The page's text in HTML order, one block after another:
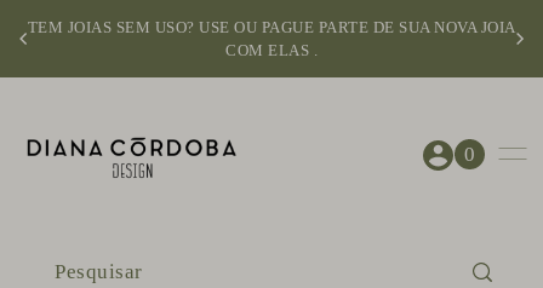
TEM JOIAS SEM USO? USE OU PAGUE PARTE DE SUA NOVA JOIA
COM ELAS .
0